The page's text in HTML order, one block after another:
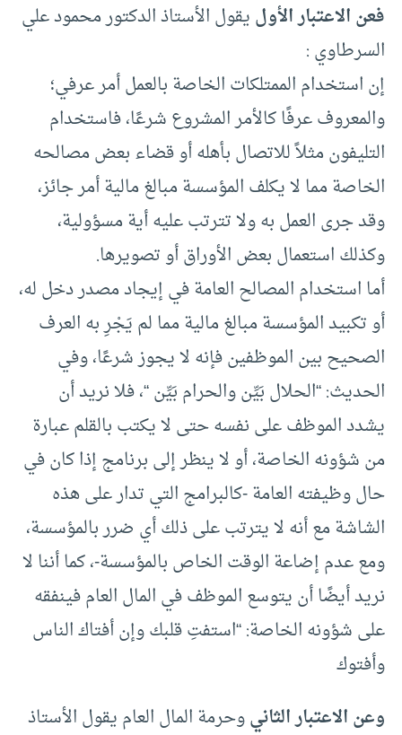
فعن الاعتبار الأوليقول الأستاذ الدكتور محمود علي
السرطاوي :
إن استخدام الممتلكات الخاصة بالعمل أمر عرفي؛
والمعروف عرفًا كالأمر المشروع شرعًا، فاستخدام
التليفون مثلاً للاتصال بأهله أو قضاء بعض مصالحه
الخاصة مما لا يكلف المؤسسة مبالغ مالية أمر جائز،
وقد جرى العمل به ولا تترتب عليه أية مسؤولية،
وكذلك استعمال بعض الأوراق أو تصويرها.
أما استخدام المصالح العامة في إيجاد مصدر دخل له،
أو تكبيد المؤسسة مبالغ مالية مما لم يَجْرِ به العرف
الصحيح بين الموظفين فإنه لا يجوز شرعًا، وفي
الحديث: “الحلال بَيِّن والحرام بَيِّن “، فلا نريد أن
يشدد الموظف على نفسه حتى لا يكتب بالقلم عبارة
من شؤونه الخاصة، أو لا ينظر إلى برنامج إذا كان في
حال وظيفته العامة -كالبرامج التي تدار على هذه
الشاشة مع أنه لا يترتب على ذلك أي ضرر بالمؤسسة،
ومع عدم إضاعة الوقت الخاص بالمؤسسة-، كما أننا لا
نريد أيضًا أن يتوسع الموظف في المال العام فينفقه
على شؤونه الخاصة: “استفتِ قلبك وإن أفتاك الناس
وأفتوك
وعن الاعتبار الثانيوحرمة المال العام يقول الأستاذ